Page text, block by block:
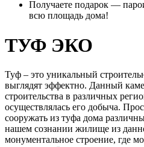
Получаете подарок —
всю площадь дома!
ТУФ ЭКО
Туф – это уникальный
выглядят эффектно. Данный
строительства в различных
осуществлялась его добыча.
сооружать из туфа дома
нашем сознании жилище из
монументальное строение, где